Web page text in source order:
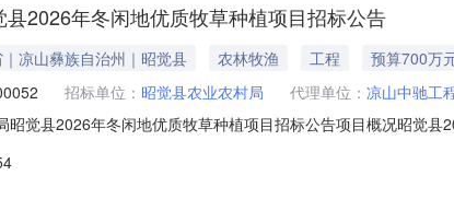
2026年冬闲地优质牧草种植项目招标公告
凉山彝族自治州｜昭觉县 农林牧渔 工程 预算700万
招标单位： 昭觉县农业农村局 代理单位： 凉山中驰工
昭觉县2026年冬闲地优质牧草种植项目招标公告项目概况昭觉
N5134312026000052项目名称：昭觉县2026年冬闲地优质牧草